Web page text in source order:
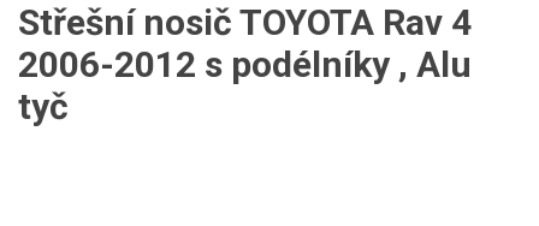
Střešní nosič TOYOTA Rav 4
2006-2012 s podélníky , Alu
tyč